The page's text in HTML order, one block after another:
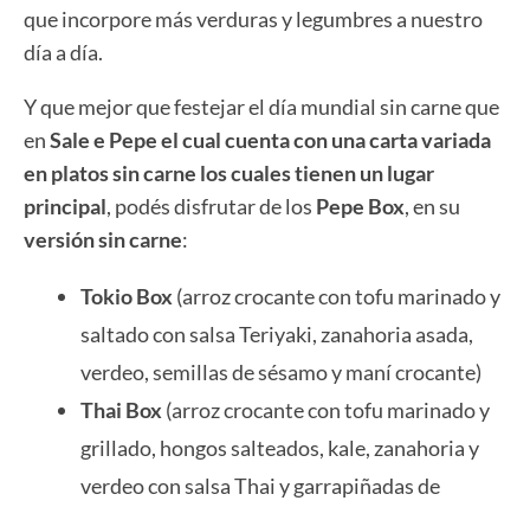
que incorpore más verduras y legumbres a nuestro
día a día.
Y que mejor que festejar el día mundial sin carne que
enSale e Pepe el cual cuenta con una carta variada
en platos sin carne los cuales tienen un lugar
principal, podés disfrutar de los Pepe Box, en su
versión sin carne:
Tokio Box (arroz crocante con tofu marinado y
saltado con salsa Teriyaki, zanahoria asada,
verdeo, semillas de sésamo y maní crocante)
Thai Box (arroz crocante con tofu marinado y
grillado, hongos salteados, kale, zanahoria y
verdeo con salsa Thai y garrapiñadas de